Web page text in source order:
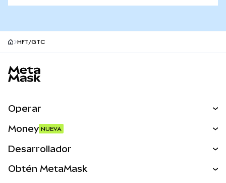
HFT/GTC
Operar
Activos del mundo real
Money NUEVA
Desarrollador
Obtén MetaMask